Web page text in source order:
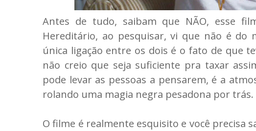
Antes de tudo, saibam que NÃO, esse
Hereditário, ao pesquisar, vi que não é do
única ligação entre os dois é o fato de que
não creio que seja suficiente pra taxar
pode levar as pessoas a pensarem, é a
rolando uma magia negra pesadona por trás.
O filme é realmente esquisito e você precisa